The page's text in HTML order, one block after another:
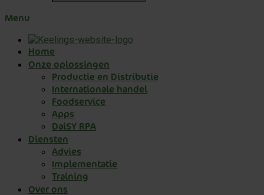
Menu
Home
Onze oplossingen
Productie en Distributie
Internationale handel
Foodservice
Apps
DaiSY RPA
Diensten
Advies
Implementatie
Training
Over ons